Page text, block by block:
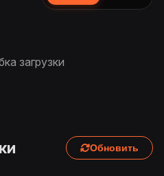
загрузки
Обновить